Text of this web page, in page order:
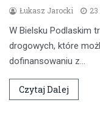
Łukasz Jarocki 23
W Bielsku Podlaskim
drogowych, które
dofinansowaniu z…
Czytaj Dalej